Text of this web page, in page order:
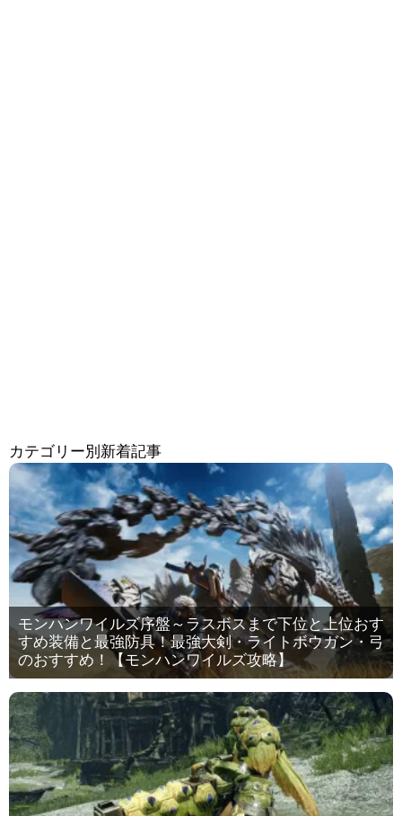
カテゴリー別新着記事
モンハンワイルズ序盤～ラスボスまで下位と上位おす
すめ装備と最強防具！最強大剣・ライトボウガン・弓
のおすすめ！【モンハンワイルズ攻略】